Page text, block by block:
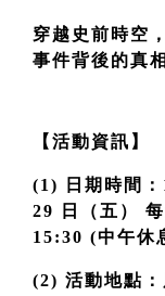
穿越史前時空
事件背後的真相
【活動資訊】
(1) 日期時間
29 日（五）
15:30 (中午休
(2) 活動地點